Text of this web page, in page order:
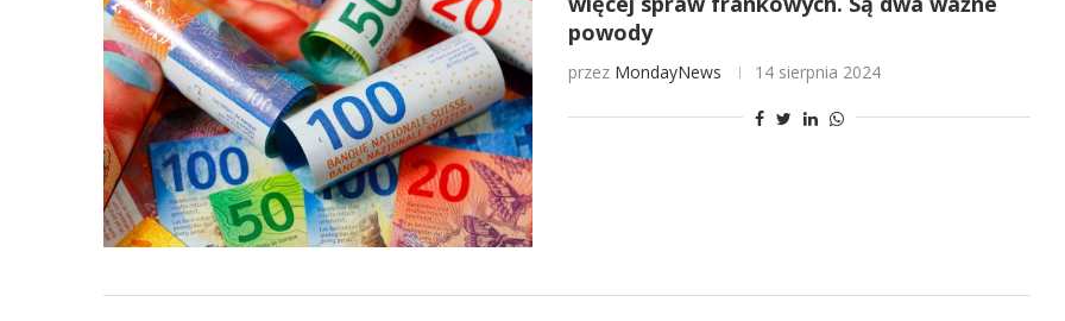
powody
przez MondayNews 14 sierpnia 2024